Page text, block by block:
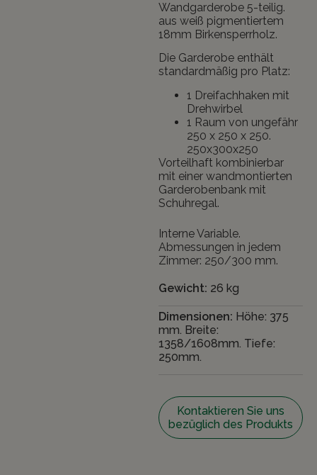
Wandgarderobe 5-teilig.
aus weiß pigmentiertem
18mm Birkensperrholz.
Die Garderobe enthält
standardmäßig pro Platz:
1 Dreifachhaken mit
Drehwirbel
1 Raum von ungefähr
250 x 250 x 250.
250x300x250
Vorteilhaft kombinierbar
mit einer wandmontierten
Garderobenbank mit
Schuhregal.
Interne Variable.
Abmessungen in jedem
Zimmer: 250/300 mm.
Gewicht: 26 kg
Dimensionen: Höhe: 375
mm. Breite:
1358/1608mm. Tiefe:
250mm.
Kontaktieren Sie uns
bezüglich des Produkts